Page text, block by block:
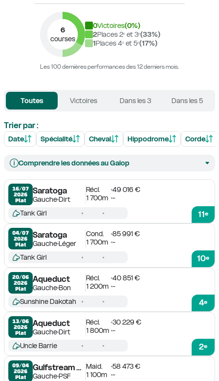
6
courses
0Victoires(0%)
2Places 2ᵉ et 3ᵉ(33%)
1Places 4ᵉ et 5ᵉ(17%)
Les 100 dernières performances des 12 derniers mois.
Toutes Victoires Dans les 3 Dans les 5
Trier par :
Date Spécialité Cheval Hippodrome Corde
Comprendre les données au Galop
16/07
2026
Plat
Saratoga
GaucheDirt
Récl.
49 016 €
1 700m -
11e
Tank Girl
04/07
2026
Plat
Saratoga
GaucheLéger
Cond.
85 991 €
1 700m -
10e
Tank Girl
20/06
2026
Plat
Aqueduct
GaucheBon
Récl.
40 851 €
1 200m -
4e
Sunshine Dakotah
13/06
2026
Plat
Aqueduct
GaucheDirt
Récl.
30 229 €
1 800m -
2e
Uncle Barrie
09/04
2026
Plat
Gulfstream Park
GauchePSF
Maid.
58 473 €
1 100m
-